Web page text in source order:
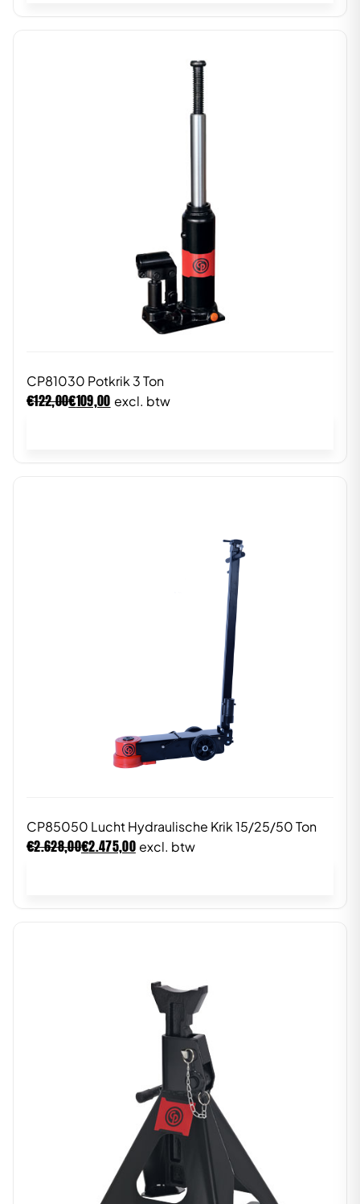
CP81030 Potkrik 3 Ton
€122,00€109,00 excl. btw
CP85050 Lucht Hydraulische Krik 15/25/50 Ton
€2.628,00€2.475,00 excl. btw